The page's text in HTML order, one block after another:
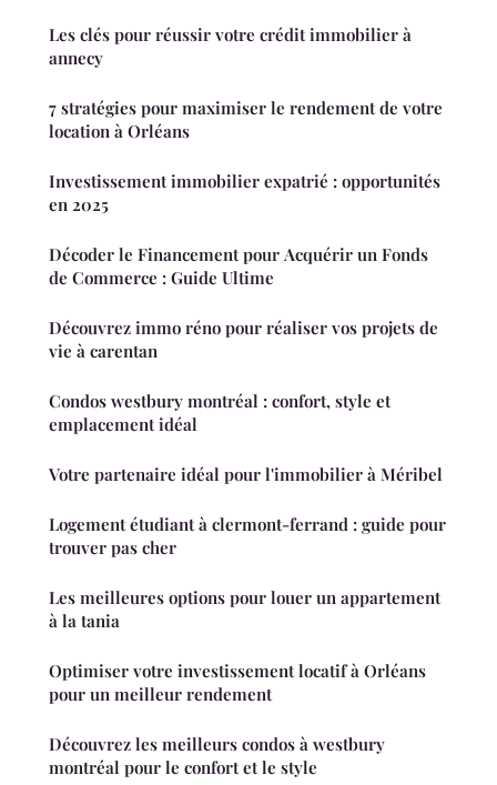
Les clés pour réussir votre crédit immobilier à
annecy
7 stratégies pour maximiser le rendement de votre
location à Orléans
Investissement immobilier expatrié : opportunités
en 2025
Décoder le Financement pour Acquérir un Fonds
de Commerce : Guide Ultime
Découvrez immo réno pour réaliser vos projets de
vie à carentan
Condos westbury montréal : confort, style et
emplacement idéal
Votre partenaire idéal pour l'immobilier à Méribel
Logement étudiant à clermont-ferrand : guide pour
trouver pas cher
Les meilleures options pour louer un appartement
à la tania
Optimiser votre investissement locatif à Orléans
pour un meilleur rendement
Découvrez les meilleurs condos à westbury
montréal pour le confort et le style